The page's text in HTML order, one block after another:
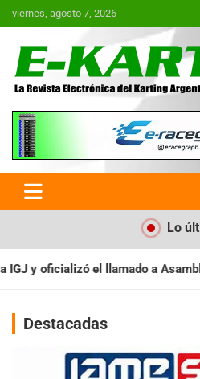
Saltar
al
viernes, agosto 7, 2026
E-Kart.com.ar |
Electrónica del
Argentina
Lo
General Ordinaria IAME
Destacadas